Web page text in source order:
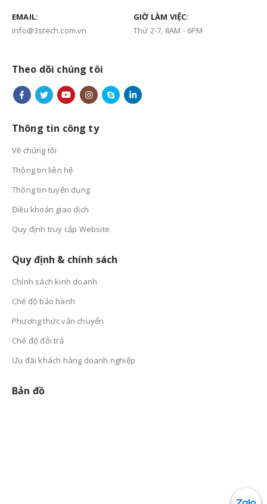
EMAIL:
info@3stech.com.vn
GIỜ LÀM VIỆC:
Thứ 2-7, 8AM - 6PM
Theo dõi chúng tôi
Thông tin công ty
Về chúng tôi
Thông tin liên hệ
Thông tin tuyển dụng
Điều khoản giao dịch
Quy định truy cập Website
Quy định & chính sách
Chính sách kinh doanh
Chế độ bảo hành
Phương thức vận chuyển
Ché độ đổi trả
Ưu đãi khách hàng doanh nghiệp
Bản đồ